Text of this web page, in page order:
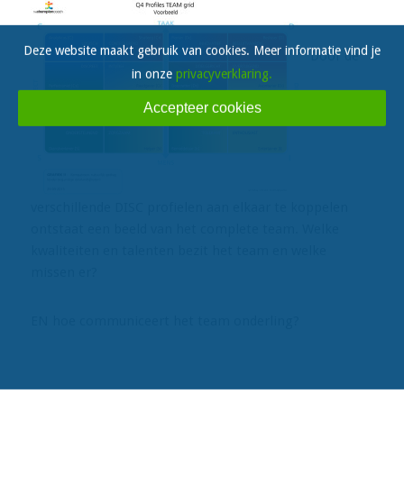
Door de
Deze website maakt gebruik van cookies. Meer informatie vind je
in onze privacyverklaring.
Accepteer cookies